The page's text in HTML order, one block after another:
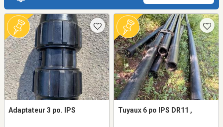
Adaptateur 3 po. IPS Tuyaux 6 po IPS DR11 ,